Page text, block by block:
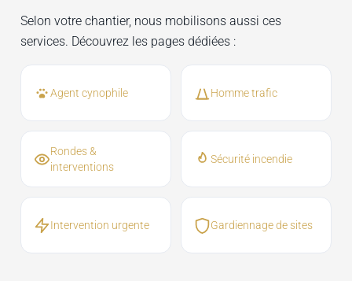
Selon votre chantier, nous mobilisons aussi ces
services. Découvrez les pages dédiées :
Agent cynophile Homme trafic
Rondes &
interventions
Sécurité incendie
Intervention urgente Gardiennage de sites